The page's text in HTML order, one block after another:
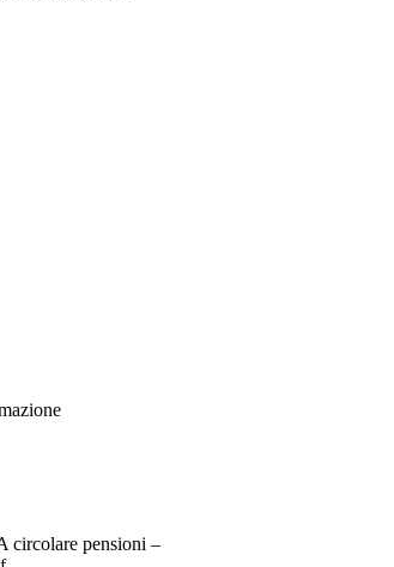
circolare pensioni –